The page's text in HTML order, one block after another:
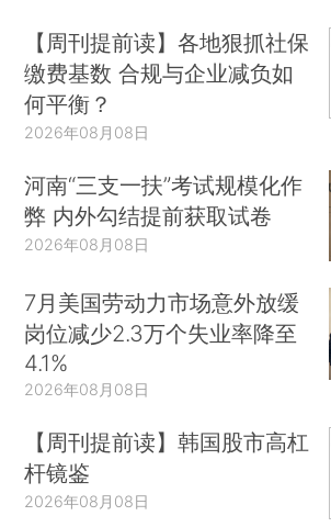
【周刊提前读】各地狠抓社保
缴费基数 合规与企业减负如
何平衡？
2026年08月08日
河南“三支一扶”考试规模化作
弊 内外勾结提前获取试卷
2026年08月08日
7月美国劳动力市场意外放缓
岗位减少2.3万个失业率降至
4.1%
2026年08月08日
【周刊提前读】韩国股市高杠
杆镜鉴
2026年08月08日